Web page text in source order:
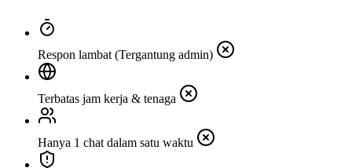
Respon lambat (Tergantung admin)
Terbatas jam kerja & tenaga
Hanya 1 chat dalam satu waktu